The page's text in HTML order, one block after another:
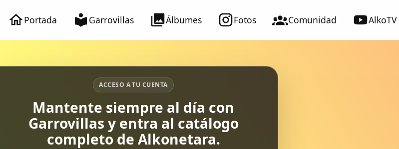
Portada Garrovillas Álbumes Fotos Comunidad AlkoTV
ACCESO A TU CUENTA
Mantente siempre al día con
Garrovillas y entra al catálogo
completo de Alkonetara.